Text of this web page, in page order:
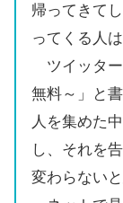
帰ってきて
ってくる人
ツイッター
無料～」と
人を集めた
し、それを
変わらない